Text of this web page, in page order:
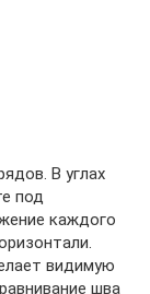
В углах
под
каждого
видимую
шва